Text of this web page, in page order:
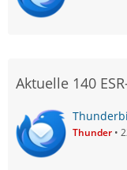
Aktuelle 140
Thunder